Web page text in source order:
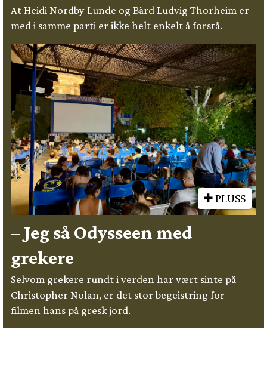
At Heidi Nordby Lunde og Bård Ludvig Thorheim er
med i samme parti er ikke helt enkelt å forstå.
PLUSS
– Jeg så Odysseen med
grekere
Selvom grekere rundt i verden har vært sinte på
Christopher Nolan, er det stor begeistring for
filmen hans på gresk jord.